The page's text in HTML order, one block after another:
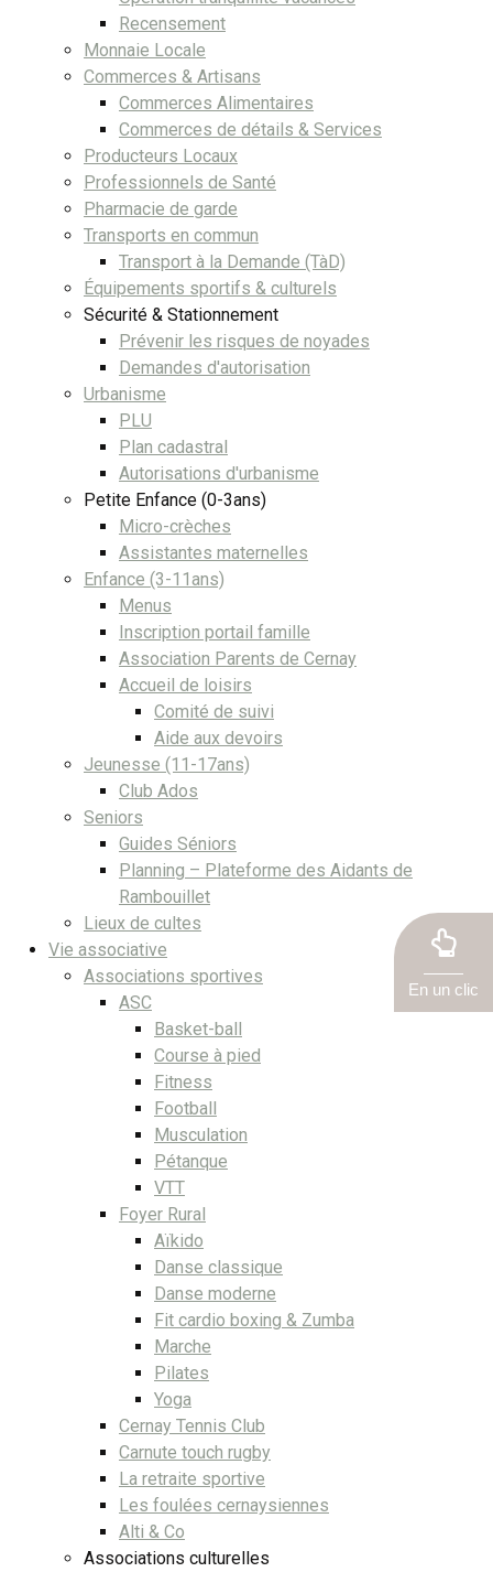
Recensement
Monnaie Locale
Commerces & Artisans
Commerces Alimentaires
Commerces de détails & Services
Producteurs Locaux
Professionnels de Santé
Pharmacie de garde
Transports en commun
Transport à la Demande (TàD)
Équipements sportifs & culturels
Sécurité & Stationnement
Prévenir les risques de noyades
Demandes d'autorisation
Urbanisme
PLU
Plan cadastral
Autorisations d'urbanisme
Petite Enfance (0-3ans)
Micro-crèches
Assistantes maternelles
Enfance (3-11ans)
Menus
Inscription portail famille
Association Parents de Cernay
Accueil de loisirs
Comité de suivi
Aide aux devoirs
Jeunesse (11-17ans)
Club Ados
Seniors
Guides Séniors
Planning – Plateforme des Aidants de
Rambouillet
Lieux de cultes
Vie associative
Associations sportives
ASC
Basket-ball
Course à pied
Fitness
Football
Musculation
Pétanque
VTT
Foyer Rural
Aïkido
Danse classique
Danse moderne
Fit cardio boxing & Zumba
Marche
Pilates
Yoga
Cernay Tennis Club
Carnute touch rugby
La retraite sportive
Les foulées cernaysiennes
Alti & Co
Associations culturelles
En un clic